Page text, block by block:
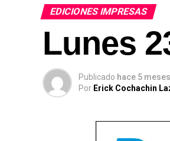
EDICIONES IMPRESAS
Lunes
Publicado hace 5 meses
Por Erick Cochachin